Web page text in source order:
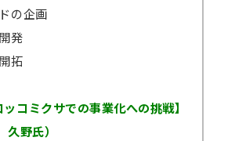
の企画
発
拓
ッコミクサでの事業化への挑戦】
野氏）